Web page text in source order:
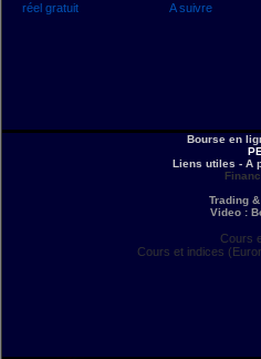
réel gratuit
A suivre
Bourse en
Liens utiles - A
Trading
Video :
Cours
Cours et indices